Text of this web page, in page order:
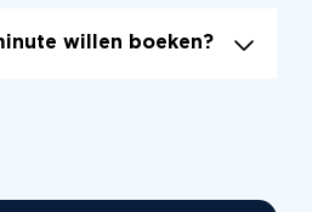
willen boeken?